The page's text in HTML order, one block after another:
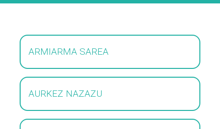
ARMIARMA SAREA
AURKEZ NAZAZU